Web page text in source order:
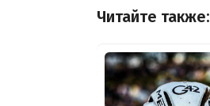
Читайте также: